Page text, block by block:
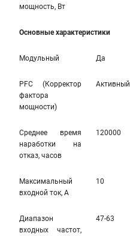
мощность, Вт
Основные характеристики
Модульный Да
PFC (Корректор
фактора
мощности)
Активный
Среднее время
наработки на
отказ, часов
120000
Максимальный
входной ток, А
10
Диапазон
входных частот,
47-63